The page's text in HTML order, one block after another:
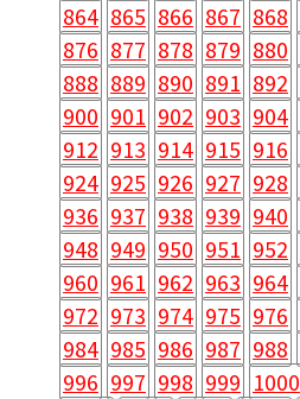
864 865 866 867 868
876 877 878 879 880
888 889 890 891 892
900 901 902 903 904
912 913 914 915 916
924 925 926 927 928
936 937 938 939 940
948 949 950 951 952
960 961 962 963 964
972 973 974 975 976
984 985 986 987 988
996 997 998 999 1000